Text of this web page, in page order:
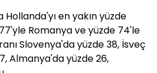
Hollanda'yı en yakın yüzde
Romanya ve yüzde 74'le
Slovenya'da yüzde 38, İsveç
Almanya'da yüzde 26,